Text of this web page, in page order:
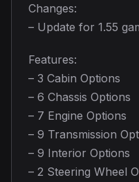
Changes:
– Update for 1.55
Features:
– 3 Cabin Options
– 6 Chassis Options
– 7 Engine Options
– 9 Transmission
– 9 Interior Options
– 2 Steering Wheel